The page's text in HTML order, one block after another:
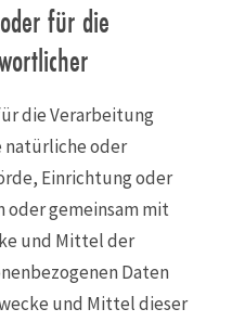
für die
die Verarbeitung
oder
Einrichtung oder
oder gemeinsam mit
und Mittel der
Daten
und Mittel dieser